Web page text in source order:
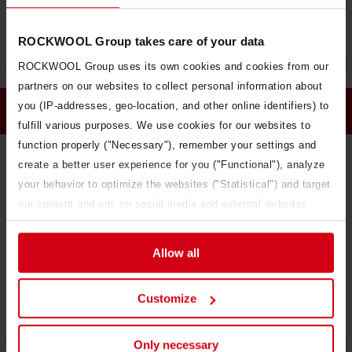
ROCKWOOL Group takes care of your data
ROCKWOOL Group uses its own cookies and cookies from our
partners on our websites to collect personal information about
you (IP-addresses, geo-location, and other online identifiers) to
fulfill various purposes. We use cookies for our websites to
function properly ("Necessary"), remember your settings and
create a better user experience for you ("Functional"), analyze
your behavior to optimize the websites ("Statistical") and target
our content and ads on social media and external websites
based on your behavior on our websites ("Marketing").
business partners may combine this data with other information
that has been provided to them in the past or that they have
collected through your use of their services. The partner may
be established in an insecure third countries, including the
Allow all
Customize
Only necessary
Indvendig efterisolering